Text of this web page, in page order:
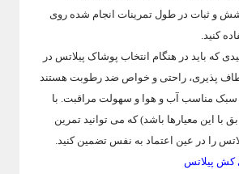
و ثبات در طول تمرینات انجام شده روی
کنید.
که باید در هنگام انتخاب پوشاک پیلاتس در
پذیری، راحتی و خواص ضد رطوبت هستند
سبک مناسب آب و هوا و سهولت مراقبت. با
با این معیارها باشد) که می توانید تمرین
را در عین اعتماد به نفس تضمین کنید.
کش پیلاتس